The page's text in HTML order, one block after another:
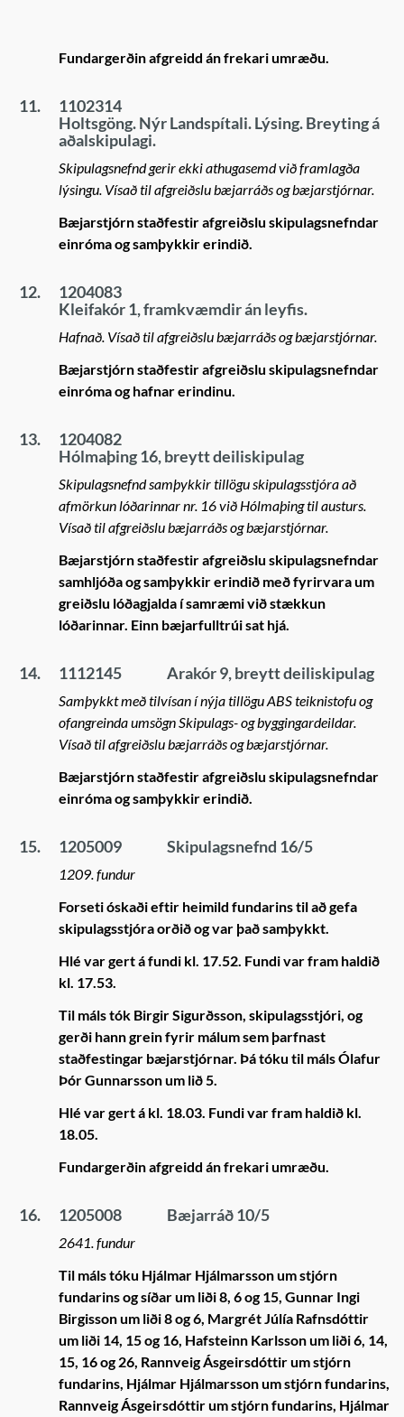
Fundargerðin afgreidd án frekari umræðu.
11.
1102314
Holtsgöng. Nýr Landspítali. Lýsing. Breyting á
aðalskipulagi.
Skipulagsnefnd gerir ekki athugasemd við framlagða
lýsingu. Vísað til afgreiðslu bæjarráðs og bæjarstjórnar.
Bæjarstjórn staðfestir afgreiðslu skipulagsnefndar
einróma og samþykkir erindið.
12.
1204083
Kleifakór 1, framkvæmdir án leyfis.
Hafnað. Vísað til afgreiðslu bæjarráðs og bæjarstjórnar.
Bæjarstjórn staðfestir afgreiðslu skipulagsnefndar
einróma og hafnar erindinu.
13.
1204082
Hólmaþing 16, breytt deiliskipulag
Skipulagsnefnd samþykkir tillögu skipulagsstjóra að
afmörkun lóðarinnar nr. 16 við Hólmaþing til austurs.
Vísað til afgreiðslu bæjarráðs og bæjarstjórnar.
Bæjarstjórn staðfestir afgreiðslu skipulagsnefndar
samhljóða og samþykkir erindið með fyrirvara um
greiðslu lóðagjalda í samræmi við stækkun
lóðarinnar. Einn bæjarfulltrúi sat hjá.
14. 1112145 Arakór 9, breytt deiliskipulag
Samþykkt með tilvísan í nýja tillögu ABS teiknistofu og
ofangreinda umsögn Skipulags- og byggingardeildar.
Vísað til afgreiðslu bæjarráðs og bæjarstjórnar.
Bæjarstjórn staðfestir afgreiðslu skipulagsnefndar
einróma og samþykkir erindið.
15. 1205009 Skipulagsnefnd 16/5
1209. fundur
Forseti óskaði eftir heimild fundarins til að gefa
skipulagsstjóra orðið og var það samþykkt.
Hlé var gert á fundi kl. 17.52. Fundi var fram haldið
kl. 17.53.
Til máls tók Birgir Sigurðsson, skipulagsstjóri, og
gerði hann grein fyrir málum sem þarfnast
staðfestingar bæjarstjórnar. Þá tóku til máls Ólafur
Þór Gunnarsson um lið 5.
Hlé var gert á kl. 18.03. Fundi var fram haldið kl.
18.05.
Fundargerðin afgreidd án frekari umræðu.
16. 1205008 Bæjarráð 10/5
2641. fundur
Til máls tóku Hjálmar Hjálmarsson um stjórn
fundarins og síðar um liði 8, 6 og 15, Gunnar Ingi
Birgisson um liði 8 og 6, Margrét Júlía Rafnsdóttir
um liði 14, 15 og 16, Hafsteinn Karlsson um liði 6, 14,
15, 16 og 26, Rannveig Ásgeirsdóttir um stjórn
fundarins, Hjálmar Hjálmarsson um stjórn fundarins,
Rannveig Ásgeirsdóttir um stjórn fundarins, Hjálmar